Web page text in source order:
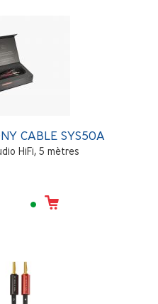
CABLE SYS50A
HiFi, 5 mètres